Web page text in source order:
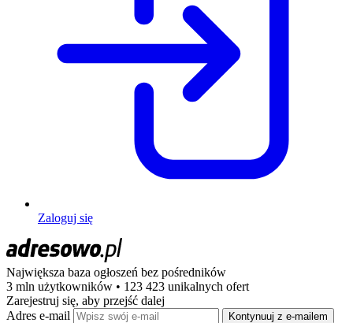
Zaloguj się
Największa baza ogłoszeń bez pośredników
3 mln użytkowników • 123 423 unikalnych ofert
Zarejestruj się, aby przejść dalej
Adres e-mail
Kontynuuj z e-mailem